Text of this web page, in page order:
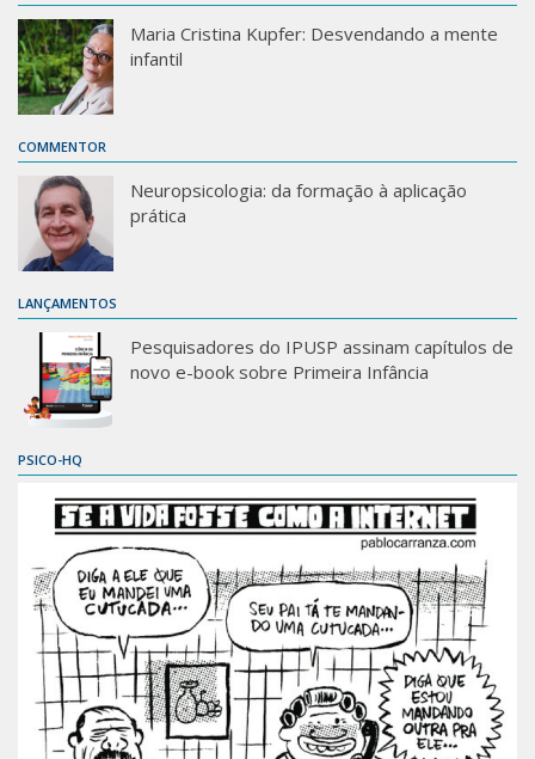
Maria Cristina Kupfer: Desvendando a mente
infantil
COMMENTOR
Neuropsicologia: da formação à aplicação
prática
LANÇAMENTOS
Pesquisadores do IPUSP assinam capítulos de
novo e-book sobre Primeira Infância
PSICO-HQ